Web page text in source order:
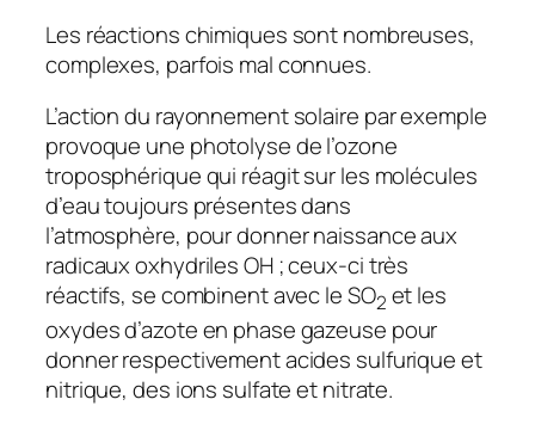
Les réactions chimiques sont nombreuses,
complexes, parfois mal connues.
L’action du rayonnement solaire par exemple
provoque une photolyse de l’ozone
troposphérique qui réagit sur les molécules
d’eau toujours présentes dans
l’atmosphère, pour donner naissance aux
radicaux oxhydriles OH ; ceux-ci très
réactifs, se combinent avec le SO2 et les
oxydes d’azote en phase gazeuse pour
donner respectivement acides sulfurique et
nitrique, des ions sulfate et nitrate.